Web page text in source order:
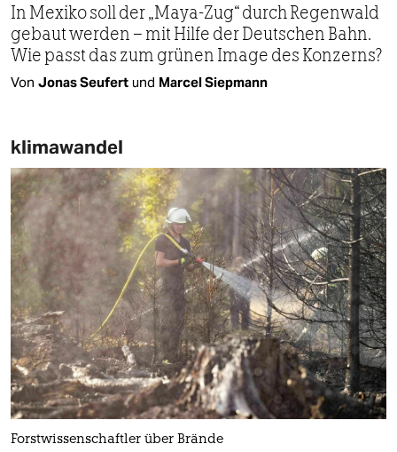
In Mexiko soll der „Maya-Zug“ durch Regenwald
gebaut werden – mit Hilfe der Deutschen Bahn.
Wie passt das zum grünen Image des Konzerns?
Von Jonas Seufert und Marcel Siepmann
klimawandel
Forstwissenschaftler über Brände